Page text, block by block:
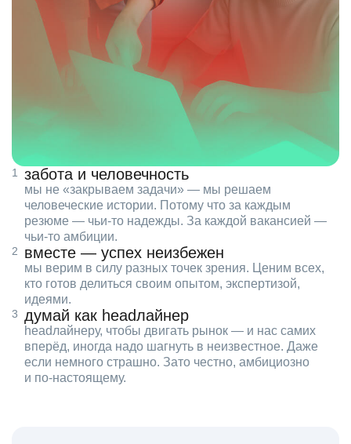
забота и человечность
мы не «закрываем задачи» — мы решаем
человеческие истории. Потому что за каждым
резюме — чьи‑то надежды. За каждой вакансией —
чьи‑то амбиции.
вместе — успех неизбежен
мы верим в силу разных точек зрения. Ценим всех,
кто готов делиться своим опытом, экспертизой,
идеями.
думай как headлайнер
headлайнеру, чтобы двигать рынок — и нас самих
вперёд, иногда надо шагнуть в неизвестное. Даже
если немного страшно. Зато честно, амбициозно
и по‑настоящему.